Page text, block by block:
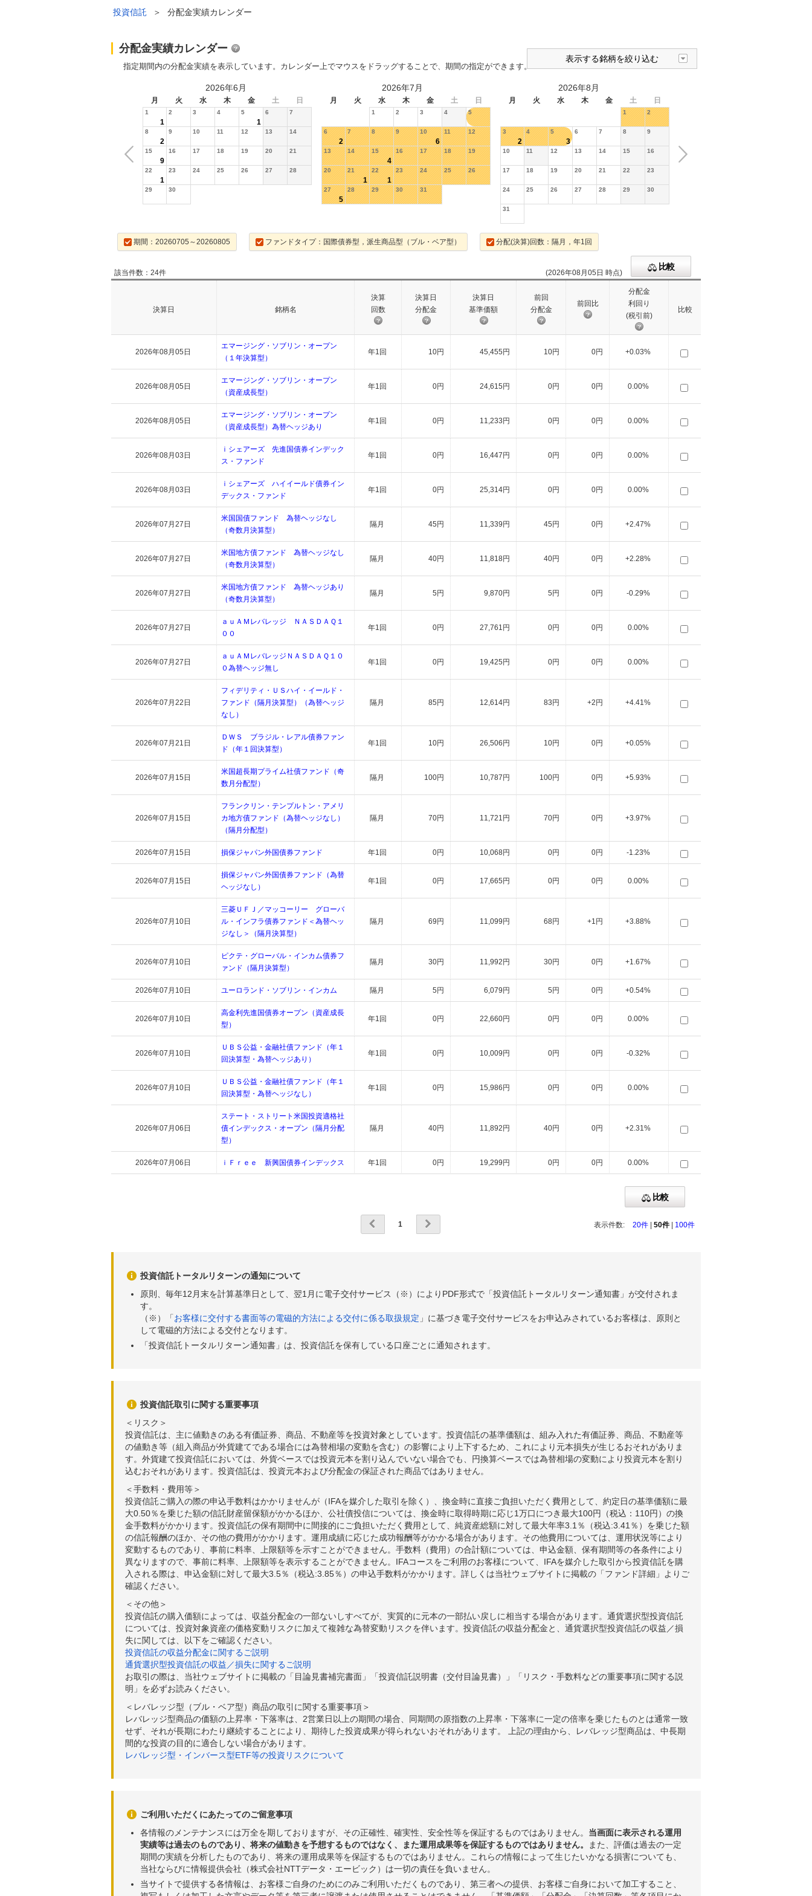
投資信託 ＞ 分配金実績カレンダー
分配金実績カレンダー
表示する銘柄を絞り込む
指定期間内の分配金実績を表示しています。カレンダー上でマウスをドラッグすることで、期間の指定ができます。
2026年6月 2026年7月 2026年8月
月 火 水 木 金 土 日 月 火 水 木 金 土 日 月 火 水 木 金 土 日
1
1
2 3 4 5
1
6 7
8
2
9 10 11 12 13 14
15
9
16 17 18 19 20 21
22
1
23 24 25 26 27 28
29 30
1 2 3 4 5
6
2
7 8 9 10
6
11 12
13 14 15
4
16 17 18 19
20 21
1
22
1
23 24 25 26
27
5
28 29 30 31
1 2
3
2
4 5
3
6 7 8 9
10 11 12 13 14 15 16
17 18 19 20 21 22 23
24 25 26 27 28 29 30
31
期間：20260705～20260805 ファンドタイプ：国際債券型，派生商品型（ブル・ベア型） 分配(決算)回数：隔月，年1回
該当件数：24件
比較
(2026年08月05日 時点)
決算日 銘柄名
決算
回数
決算日
分配金
決算日
基準価額
前回
分配金
前回比
分配金
利回り
(税引前)
比較
2026年08月05日
エマージング・ソブリン・オープン
（１年決算型）
年1回 10円 45,455円 10円 0円 +0.03%
2026年08月05日
エマージング・ソブリン・オープン
（資産成長型）
年1回 0円 24,615円 0円 0円 0.00%
2026年08月05日
エマージング・ソブリン・オープン
（資産成長型）為替ヘッジあり
年1回 0円 11,233円 0円 0円 0.00%
2026年08月03日
ｉシェアーズ 先進国債券インデック
ス・ファンド
年1回 0円 16,447円 0円 0円 0.00%
2026年08月03日
ｉシェアーズ ハイイールド債券イン
デックス・ファンド
年1回 0円 25,314円 0円 0円 0.00%
2026年07月27日
米国国債ファンド 為替ヘッジなし
（奇数月決算型）
隔月 45円 11,339円 45円 0円 +2.47%
2026年07月27日
米国地方債ファンド 為替ヘッジなし
（奇数月決算型）
隔月 40円 11,818円 40円 0円 +2.28%
2026年07月27日
米国地方債ファンド 為替ヘッジあり
（奇数月決算型）
隔月 5円 9,870円 5円 0円 -0.29%
2026年07月27日
ａｕＡＭレバレッジ ＮＡＳＤＡＱ１
００
年1回 0円 27,761円 0円 0円 0.00%
2026年07月27日
ａｕＡＭレバレッジＮＡＳＤＡＱ１０
０為替ヘッジ無し
年1回 0円 19,425円 0円 0円 0.00%
2026年07月22日
フィデリティ・ＵＳハイ・イールド・
ファンド（隔月決算型）（為替ヘッジ
なし）
隔月 85円 12,614円 83円 +2円 +4.41%
2026年07月21日
ＤＷＳ ブラジル・レアル債券ファン
ド（年１回決算型）
年1回 10円 26,506円 10円 0円 +0.05%
2026年07月15日
米国超長期プライム社債ファンド（奇
数月分配型）
隔月 100円 10,787円 100円 0円 +5.93%
2026年07月15日
フランクリン・テンプルトン・アメリ
カ地方債ファンド（為替ヘッジなし）
（隔月分配型）
隔月 70円 11,721円 70円 0円 +3.97%
2026年07月15日 損保ジャパン外国債券ファンド 年1回 0円 10,068円 0円 0円 -1.23%
2026年07月15日
損保ジャパン外国債券ファンド（為替
ヘッジなし）
年1回 0円 17,665円 0円 0円 0.00%
2026年07月10日
三菱ＵＦＪ／マッコーリー グローバ
ル・インフラ債券ファンド＜為替ヘッ
ジなし＞（隔月決算型）
隔月 69円 11,099円 68円 +1円 +3.88%
2026年07月10日
ピクテ・グローバル・インカム債券フ
ァンド（隔月決算型）
隔月 30円 11,992円 30円 0円 +1.67%
2026年07月10日 ユーロランド・ソブリン・インカム 隔月 5円 6,079円 5円 0円 +0.54%
2026年07月10日
高金利先進国債券オープン（資産成長
型）
年1回 0円 22,660円 0円 0円 0.00%
2026年07月10日
ＵＢＳ公益・金融社債ファンド（年１
回決算型・為替ヘッジあり）
年1回 0円 10,009円 0円 0円 -0.32%
2026年07月10日
ＵＢＳ公益・金融社債ファンド（年１
回決算型・為替ヘッジなし）
年1回 0円 15,986円 0円 0円 0.00%
2026年07月06日
ステート・ストリート米国投資適格社
債インデックス・オープン（隔月分配
型）
隔月 40円 11,892円 40円 0円 +2.31%
2026年07月06日 ｉＦｒｅｅ 新興国債券インデックス 年1回 0円 19,299円 0円 0円 0.00%
比較
1 表示件数: 20件 50件 100件
投資信託トータルリターンの通知について
原則、毎年12月末を計算基準日として、翌1月に電子交付サービス（※）によりPDF形式で「投資信託トータルリターン通知書」が交付されま
す。
（※）「お客様に交付する書面等の電磁的方法による交付に係る取扱規定 」に基づき電子交付サービスをお申込みされているお客様は、原則と
して電磁的方法による交付となります。
「投資信託トータルリターン通知書」は、投資信託を保有している口座ごとに通知されます。
投資信託取引に関する重要事項
＜リスク＞
投資信託は、主に値動きのある有価証券、商品、不動産等を投資対象としています。投資信託の基準価額は、組み入れた有価証券、商品、不動産等
の値動き等（組入商品が外貨建てである場合には為替相場の変動を含む）の影響により上下するため、これにより元本損失が生じるおそれがありま
す。外貨建て投資信託においては、外貨ベースでは投資元本を割り込んでいない場合でも、円換算ベースでは為替相場の変動により投資元本を割り
込むおそれがあります。投資信託は、投資元本および分配金の保証された商品ではありません。
＜手数料・費用等＞
投資信託ご購入の際の申込手数料はかかりませんが（IFAを媒介した取引を除く）、換金時に直接ご負担いただく費用として、約定日の基準価額に最
大0.50％を乗じた額の信託財産留保額がかかるほか、公社債投信については、換金時に取得時期に応じ1万口につき最大100円（税込：110円）の換
金手数料がかかります。投資信託の保有期間中に間接的にご負担いただく費用として、純資産総額に対して最大年率3.1％（税込:3.41％）を乗じた額
の信託報酬のほか、その他の費用がかかります。運用成績に応じた成功報酬等がかかる場合があります。その他費用については、運用状況等により
変動するものであり、事前に料率、上限額等を示すことができません。手数料（費用）の合計額については、申込金額、保有期間等の各条件により
異なりますので、事前に料率、上限額等を表示することができません。IFAコースをご利用のお客様について、IFAを媒介した取引から投資信託を購
入される際は、申込金額に対して最大3.5％（税込:3.85％）の申込手数料がかかります。詳しくは当社ウェブサイトに掲載の「ファンド詳細」よりご
確認ください。
＜その他＞
投資信託の購入価額によっては、収益分配金の一部ないしすべてが、実質的に元本の一部払い戻しに相当する場合があります。通貨選択型投資信託
については、投資対象資産の価格変動リスクに加えて複雑な為替変動リスクを伴います。投資信託の収益分配金と、通貨選択型投資信託の収益／損
失に関しては、以下をご確認ください。
投資信託の収益分配金に関するご説明
通貨選択型投資信託の収益／損失に関するご説明
お取引の際は、当社ウェブサイトに掲載の「目論見書補完書面」「投資信託説明書（交付目論見書）」「リスク・手数料などの重要事項に関する説
明」を必ずお読みください。
＜レバレッジ型（ブル・ベア型）商品の取引に関する重要事項＞
レバレッジ型商品の価額の上昇率・下落率は、2営業日以上の期間の場合、同期間の原指数の上昇率・下落率に一定の倍率を乗じたものとは通常一致
せず、それが長期にわたり継続することにより、期待した投資成果が得られないおそれがあります。 上記の理由から、レバレッジ型商品は、中長期
間的な投資の目的に適合しない場合があります。
レバレッジ型・インバース型ETF等の投資リスクについて
ご利用いただくにあたってのご留意事項
各情報のメンテナンスには万全を期しておりますが、その正確性、確実性、安全性等を保証するものではありません。 当画面に表示される運用
実績等は過去のものであり、将来の値動きを予想するものではなく、また運用成果等を保証するものではありません。
また、評価は過去の一定
期間の実績を分析したものであり、将来の運用成果等を保証するものではありません。これらの情報によって生じたいかなる損害についても、
当社ならびに情報提供会社（株式会社NTTデータ・エービック）は一切の責任を負いません。
当サイトで提供する各情報は、お客様ご自身のためにのみご利用いただくものであり、第三者への提供、お客様ご自身において加工すること、